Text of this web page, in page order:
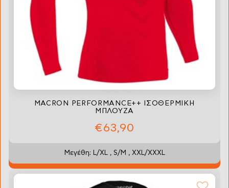
MACRON PERFORMANCE++ ΙΣΟΘΕΡΜΙΚΗ
ΜΠΛΟΥΖΑ
€63,90
Μεγέθη: L/XL , S/M , XXL/XXXL